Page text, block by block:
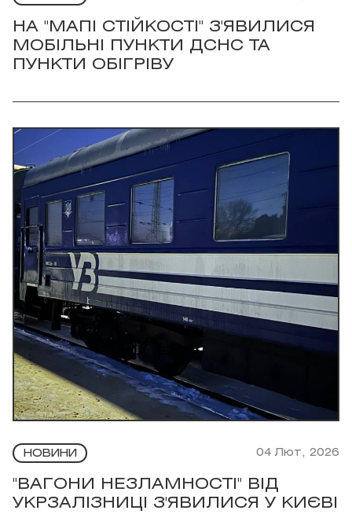
НА "МАПІ СТІЙКОСТІ" З'ЯВИЛИСЯ
МОБІЛЬНІ ПУНКТИ ДСНС ТА
ПУНКТИ ОБІГРІВУ
НОВИНИ 04 Лют, 2026
"ВАГОНИ НЕЗЛАМНОСТІ" ВІД
УКРЗАЛІЗНИЦІ З'ЯВИЛИСЯ У КИЄВІ